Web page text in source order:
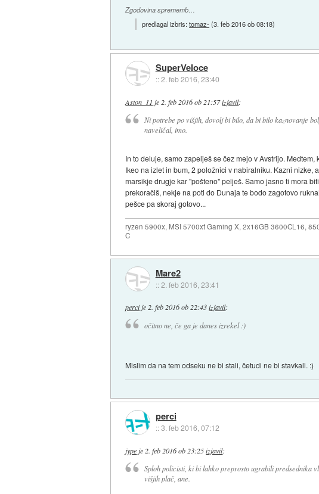
Zgodovina sprememb…
predlagal izbris:tomaz- (3. feb 2016 ob 08:18)
SuperVeloce
::2. feb 2016, 23:40
Aston_11 je 2. feb 2016 ob 21:57izjavil:
Ni potrebe po višjih, dovolj bi bilo, da bi bilo kaznovanje
naveličal, imo.
In to deluje, samo zapelješ se čez mejo v Avstrijo.
Ikeo na izlet in bum, 2 položnici v nabiralniku. Kazni
marsikje drugje kar "pošteno" pelješ. Samo jasno ti mora
prekoračiš, nekje na poti do Dunaja te bodo zagotovo
pešce pa skoraj gotovo...
ryzen 5900x, MSI 5700xt Gaming X, 2x16GB 3600CL16,
C
Mare2
::2. feb 2016, 23:41
percije2. feb 2016 ob 22:43 izjavil:
očitno ne, če ga je danes izrekel :)
Mislim da na tem odseku ne bi stali, četudi ne bi stavkali. :)
perci
::3. feb 2016, 07:12
jype je 2. feb 2016 ob 23:25 izjavil:
Sploh policisti, ki bi lahko preprosto ugrabili predsednika
višjih plač, ane.